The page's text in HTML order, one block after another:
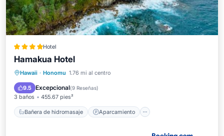
Hotel
Hamakua Hotel
Hawaii · Honomu 1.76 mi al centro
9.5 Excepcional(9 Reseñas)
3 baños 455.67 pies²
Bañera de hidromasaje Aparcamiento
Bañera de hidromasaje
Piscina
Spa